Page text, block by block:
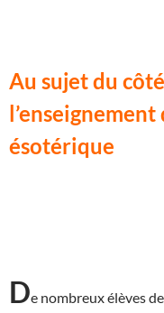
Au sujet du côté
ésotérique
De nombreux élèves